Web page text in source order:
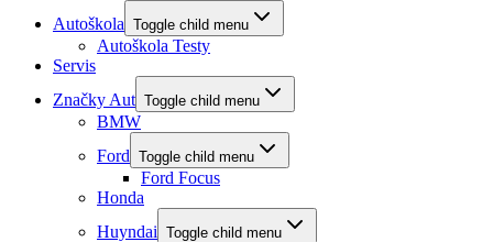
Autoškola Toggle child menu
Autoškola Testy
Servis
Značky Aut Toggle child menu
BMW
Ford Toggle child menu
Ford Focus
Honda
Huyndai Toggle child menu